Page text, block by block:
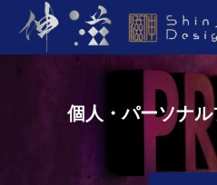
個人・パーソナ